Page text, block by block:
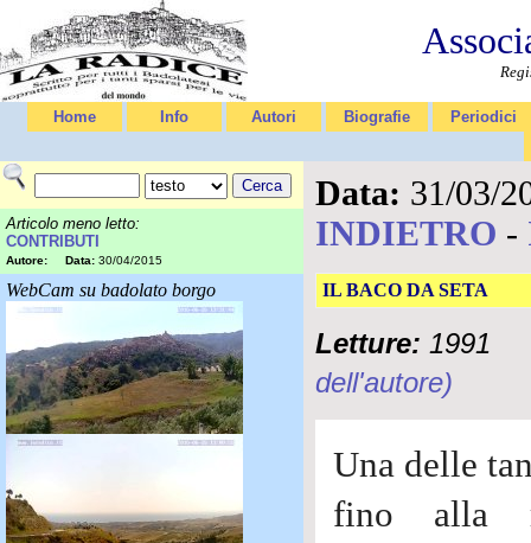
Home Info Autori Biografie Periodici
Articolo meno letto:
CONTRIBUTI
Autore: Data: 30/04/2015
WebCam su badolato borgo
Data: 31/03/
INDIETRO -
IL BACO DA SETA
Letture: 1991
dell'autore)
Una delle
fino alla